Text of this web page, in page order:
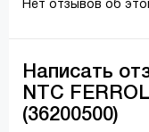
Нет отзывов об
Написать
NTC
(36200500)